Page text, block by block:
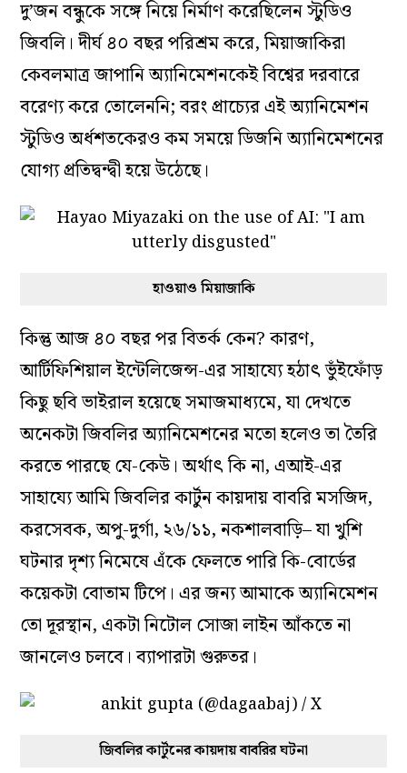
দু’জন বন্ধুকে সঙ্গে নিয়ে নির্মাণ করেছিলেন স্টুডিও
জিবলি। দীর্ঘ ৪০ বছর পরিশ্রম করে, মিয়াজাকিরা
কেবলমাত্র জাপানি অ্যানিমেশনকেই বিশ্বের দরবারে
বরেণ্য করে তোলেননি; বরং প্রাচ্যের এই অ্যানিমেশন
স্টুডিও অর্ধশতকেরও কম সময়ে ডিজনি অ্যানিমেশনের
যোগ্য প্রতিদ্বন্দ্বী হয়ে উঠেছে।
হাওয়াও মিয়াজাকি
কিন্তু আজ ৪০ বছর পর বিতর্ক কেন? কারণ,
আর্টিফিশিয়াল ইন্টেলিজেন্স-এর সাহায্যে হঠাৎ ভুঁইফোঁড়
কিছু ছবি ভাইরাল হয়েছে সমাজমাধ্যমে, যা দেখতে
অনেকটা জিবলির অ্যানিমেশনের মতো হলেও তা তৈরি
করতে পারছে যে-কেউ। অর্থাৎ কি না, এআই-এর
সাহায্যে আমি জিবলির কার্টুন কায়দায় বাবরি মসজিদ,
করসেবক, অপু-দুর্গা, ২৬/১১, নকশালবাড়ি– যা খুশি
ঘটনার দৃশ্য নিমেষে এঁকে ফেলতে পারি কি-বোর্ডের
কয়েকটা বোতাম টিপে। এর জন্য আমাকে অ্যানিমেশন
তো দূরস্থান, একটা নিটোল সোজা লাইন আঁকতে না
জানলেও চলবে। ব্যাপারটা গুরুতর।
জিবলির কার্টুনের কায়দায় বাবরির ঘটনা